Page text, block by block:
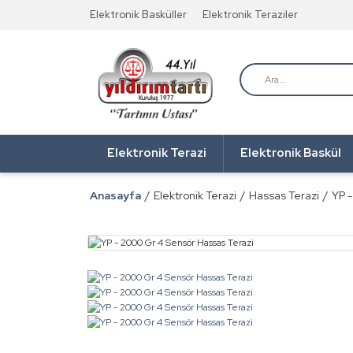
Elektronik Basküller Elektronik Teraziler
Elektronik Terazi Elektronik Baskül
Anasayfa Elektronik Terazi Hassas Terazi YP